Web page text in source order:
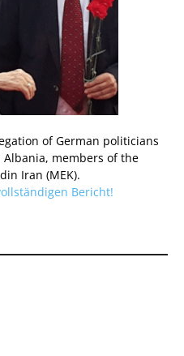
of German politicians
members of the
Iran (MEK).
Bericht!